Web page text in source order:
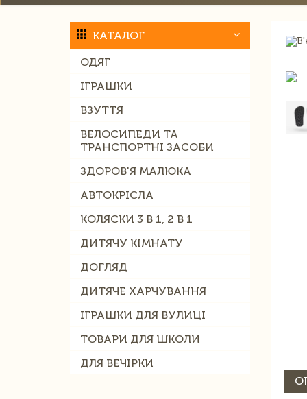
КАТАЛОГ
ОДЯГ
ІГРАШКИ
ВЗУТТЯ
ВЕЛОСИПЕДИ ТА
ТРАНСПОРТНІ ЗАСОБИ
ЗДОРОВ'Я МАЛЮКА
АВТОКРІСЛА
КОЛЯСКИ 3 В 1, 2 В 1
ДИТЯЧУ КІМНАТУ
ДОГЛЯД
ДИТЯЧЕ ХАРЧУВАННЯ
ІГРАШКИ ДЛЯ ВУЛИЦІ
ТОВАРИ ДЛЯ ШКОЛИ
ДЛЯ ВЕЧІРКИ